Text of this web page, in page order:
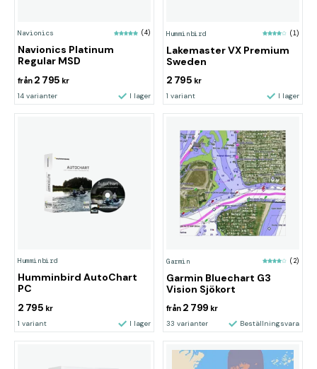
Navionics (4)
Navionics Platinum
Regular MSD
från 2 795 kr
14 varianter I lager
Humminbird (1)
Lakemaster VX Premium
Sweden
2 795 kr
1 variant I lager
Humminbird
Humminbird AutoChart
PC
2 795 kr
1 variant I lager
Garmin (2)
Garmin Bluechart G3
Vision Sjökort
från 2 799 kr
33 varianter Beställningsvara